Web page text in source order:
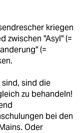
kriegen
zwischen "Asyl" (=
(=
sind, sind die
zu behandeln!
bei den
Oder